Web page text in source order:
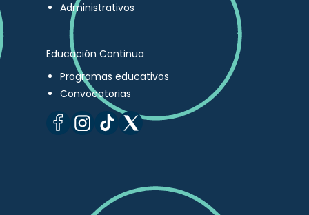
Administrativos
Educación Continua
Programas educativos
Convocatorias